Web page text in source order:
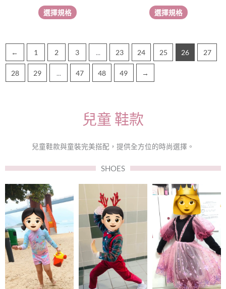
選擇規格
擇
選
選擇規格
擇
選
← 1 2 3 ... 23 24 25 26 27
28 29 ... 47 48 49 →
兒童 鞋款
兒童鞋款與童裝完美搭配，提供全方位的時尚選擇。
SHOES